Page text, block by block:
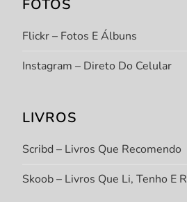
FOTOS
Flickr – Fotos E Álbuns
Instagram – Direto Do Celular
LIVROS
Scribd – Livros Que Recomendo
Skoob – Livros Que Li, Tenho E